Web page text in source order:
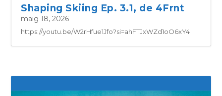
Shaping Skiing Ep. 3.1, de 4Frnt
maig 18, 2026
https://youtu.be/W2rHfue1Jfo?si=ahFTJxWZd1oO6xY4